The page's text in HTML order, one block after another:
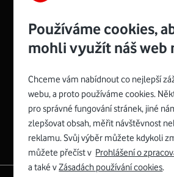
Zyxel VMG8623-T50B:
Rozměry modemu jsou 16 x 22 x 7,5
a nabízí 4 gigabitové LAN porty a
Fi ve verzích 802.11 b/g/n/ac pro
Spojte se s
Používáme cookies,
mohli využít náš web
Chceme vám nabídnout co nejlepší
webu, a proto používáme cookies.
pro správné fungování stránek, jiné
zlepšovat obsah, měřit návštěvnost
reklamu. Svůj výběr můžete kdykoli
můžete přečíst v Prohlášení o
a také vZásadách používání cookies.